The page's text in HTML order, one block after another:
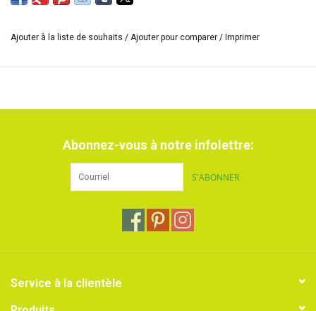
Bon rapport qualité prix.
Dimensions : 100x100cm.
Ajouter à la liste de souhaits / Ajouter pour comparer / Imprimer
Abonnez-vous à notre infolettre:
S'ABONNER
Service à la clientèle